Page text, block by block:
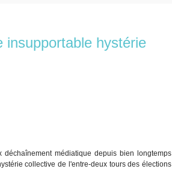
insupportable hystérie
médiatique depuis bien longtemps
collective de l'entre-deux tours des élections